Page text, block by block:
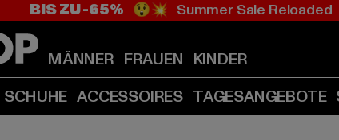
BIS ZU -65% 😲💥 Summer Sale
MÄNNER FRAUEN KINDER
SCHUHE ACCESSOIRES TAGESANGEBOTE